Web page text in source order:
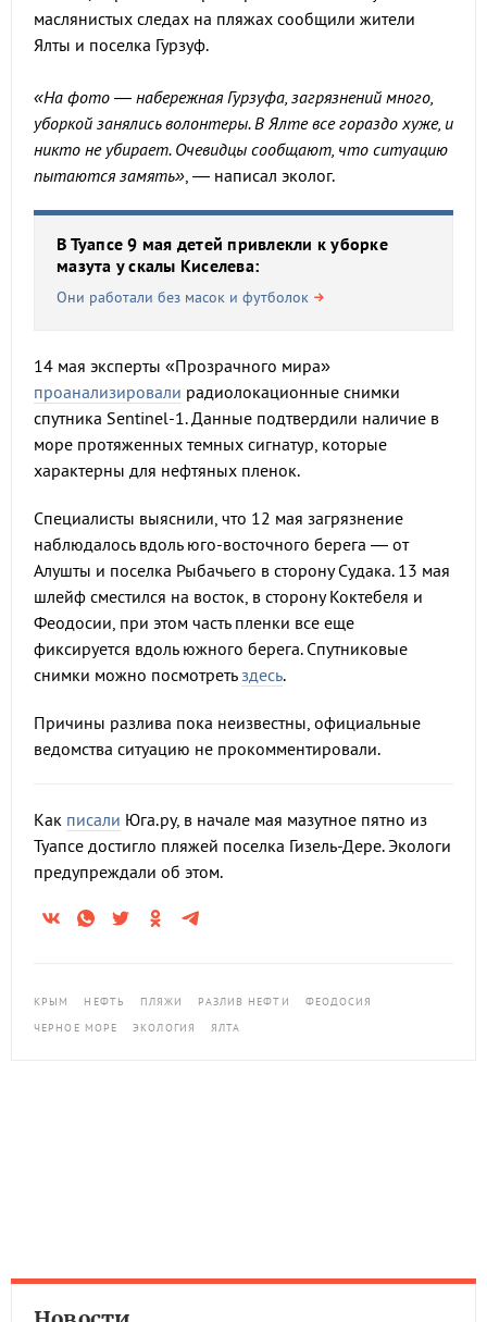
маслянистых следах на пляжах сообщили жители
Ялты и поселка Гурзуф.
«На фото — набережная Гурзуфа, загрязнений много,
уборкой занялись волонтеры. В Ялте все гораздо хуже, и
никто не убирает. Очевидцы сообщают, что ситуацию
пытаются замять», — написал эколог.
В Туапсе 9 мая детей привлекли к уборке
мазута у скалы Киселева:
Они работали без масок и футболок
14 мая эксперты «Прозрачного мира»
проанализировали радиолокационные снимки
спутника Sentinel-1. Данные подтвердили наличие в
море протяженных темных сигнатур, которые
характерны для нефтяных пленок.
Специалисты выяснили, что 12 мая загрязнение
наблюдалось вдоль юго-восточного берега — от
Алушты и поселка Рыбачьего в сторону Судака. 13 мая
шлейф сместился на восток, в сторону Коктебеля и
Феодосии, при этом часть пленки все еще
фиксируется вдоль южного берега. Спутниковые
снимки можно посмотретьздесь.
Причины разлива пока неизвестны, официальные
ведомства ситуацию не прокомментировали.
Как писали Юга.ру, в начале мая мазутное пятно из
Туапсе достигло пляжей поселка Гизель-Дере. Экологи
предупреждали об этом.
КРЫМ НЕФТЬ ПЛЯЖИ РАЗЛИВ НЕФТИ
ФЕОДОСИЯ
ЧЕРНОЕ МОРЕ
ЭКОЛОГИЯ ЯЛТА